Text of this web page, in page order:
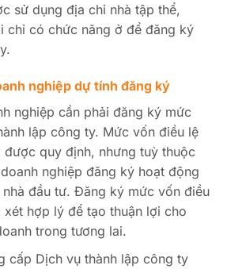
sử dụng địa chỉ nhà tập thể,
chỉ có chức năng ở để đăng ký
nghiệp dự tính đăng ký
nghiệp cần phải đăng ký mức
lập công ty. Mức vốn điều lệ
được quy định, nhưng tuỳ thuộc
nghiệp đăng ký hoạt động
đầu tư. Đăng ký mức vốn điều
hợp lý để tạo thuận lợi cho
trong tương lai.
cấp Dịch vụ thành lập công ty